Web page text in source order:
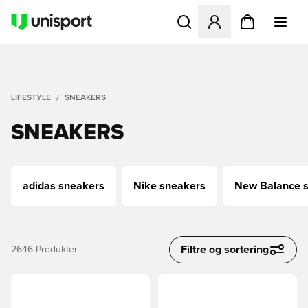
Åbner en Modal til at
LIFESTYLE SNEAKERS
SNEAKERS
adidas sneakers Nike sneakers New Balance
2646 Produkter Filtre og sortering